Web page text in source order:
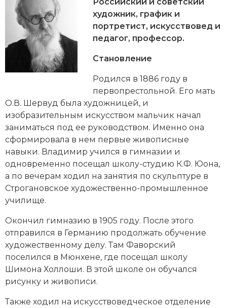
Генеалогия, геральдика
Государство и право
Европа
Империи
Историческая география и топонимика
История материальной и духовной культуры
История международных отношений
История, философия, теория и методология
исторического знания
Итория международных отношений
Новая история
Новейшая история
Нумизматика
Образование
художник, график и
портретист, искусствовед и
педагог, профессор.
Становление
Родился в 1886 году в
первопрестольной. Его мать
О.В. Шервуд была художницей, и
изобразительным искусством мальчик начал
заниматься под ее руководством. Именно она
сформировала в нем первые живописные
навыки. Владимир учился в гимназии и
одновременно посещал школу-студию К.Ф. Юона,
а по вечерам ходил на занятия по скульптуре в
Строгановское художественно-промышленное
училище.
Окончил гимназию в 1905 году. После этого
отправился в Германию продолжать обучение
художественному делу. Там Фаворский
поселился в Мюнхене, где посещал школу
Шимона Холлоши. В этой школе он обучался
рисунку и живописи.
Также ходил на искусствоведческое отделение